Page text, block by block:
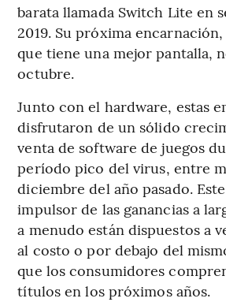
barata llamada Switch Lite en
2019. Su próxima
que tiene una mejor pantalla,
octubre.
Junto con el hardware, estas
disfrutaron de un sólido
venta de software de juegos
período pico del virus, entre
diciembre del año pasado.
impulsor de las ganancias a
a menudo están dispuestos a
al costo o por debajo del
que los consumidores
títulos en los próximos años.